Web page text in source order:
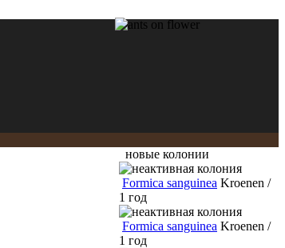
новые колонии
Formica sanguinea Kroenen /
1 год
Formica sanguinea Kroenen /
1 год